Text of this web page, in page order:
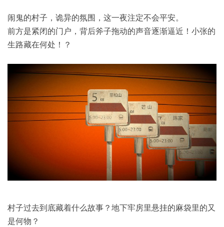
闹鬼的村子，诡异的氛围，这一夜注定不会平安。
前方是紧闭的门户，背后斧子拖动的声音逐渐逼近！小张的
生路藏在何处！？
村子过去到底藏着什么故事？地下牢房里悬挂的麻袋里的又
是何物？